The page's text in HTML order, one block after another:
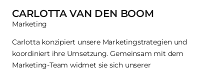
CARLOTTA VAN DEN BOOM
Marketing
Carlotta konzipiert unsere Marketingstrategien und
koordiniert ihre Umsetzung. Gemeinsam mit dem
Marketing-Team widmet sie sich unserer